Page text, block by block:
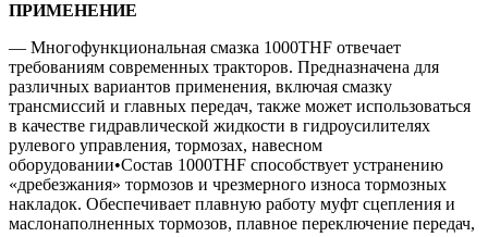
ПРИМЕНЕНИЕ
— Многофункциональная смазка 1000THF отвечает
требованиям современных тракторов. Предназначена для
различных вариантов применения, включая смазку
трансмиссий и главных передач, также может использоваться
в качестве гидравлической жидкости в гидроусилителях
рулевого управления, тормозах, навесном
оборудовании•Состав 1000THF способствует устранению
«дребезжания» тормозов и чрезмерного износа тормозных
накладок. Обеспечивает плавную работу муфт сцепления и
маслонаполненных тормозов, плавное переключение передач,